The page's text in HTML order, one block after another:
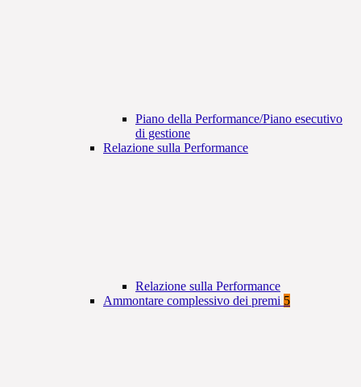
Piano della Performance/Piano esecutivo
di gestione
Relazione sulla Performance
Relazione sulla Performance
Ammontare complessivo dei premi 5